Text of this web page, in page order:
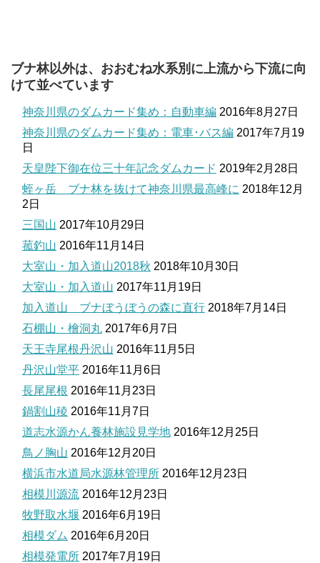
ブナ林以外は、おおむね水系別に上流から下流に向
けて並べています
神奈川県のダムカード集め：自動車編 2016年8月27日
神奈川県のダムカード集め：電車･バス編 2017年7月19
日
天皇陛下御在位三十年記念ダムカード 2019年2月28日
蛭ヶ岳 ブナ林を抜けて神奈川県最高峰に 2018年12月
2日
三国山 2017年10月29日
菰釣山 2016年11月14日
大室山・加入道山2018秋 2018年10月30日
大室山・加入道山 2017年11月19日
加入道山 ブナぼうぼうの森に直行 2018年7月14日
石棚山・檜洞丸 2017年6月7日
天王寺尾根丹沢山 2016年11月5日
丹沢山堂平 2016年11月6日
長尾尾根 2016年11月23日
鍋割山稜 2016年11月7日
道志水源かん養林施設見学地 2016年12月25日
鳥ノ胸山 2016年12月20日
横浜市水道局水源林管理所 2016年12月23日
相模川源流 2016年12月23日
牧野取水堰 2016年6月19日
相模ダム 2016年6月20日
相模発電所 2017年7月19日